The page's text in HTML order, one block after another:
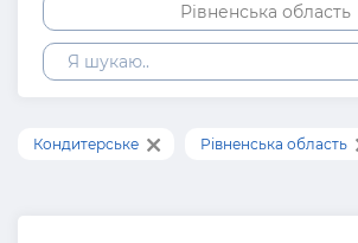
Рівненська область
Кондитерське Рівненська область